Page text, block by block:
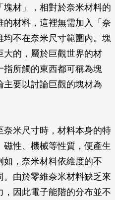
材」，相對於奈米材料的
材料，這裡無需加入「奈
不在奈米尺寸範圍內。塊
大的，屬於巨觀世界的材
指所觸的東西都可稱為塊
要以討論巨觀的塊材為
米尺寸時，材料本身的特
性、機械等性質，便產生
，奈米材料依維度的不
。由於零維奈米材料缺乏來
，因此電子能階的分布並不